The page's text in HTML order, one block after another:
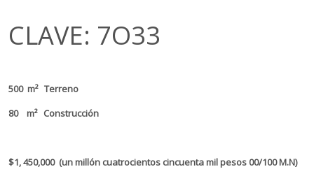
CLAVE: 7O33
500 m² Terreno
80 m² Construcción
$1, 450,000 (un millón cuatrocientos cincuenta mil pesos 00/100 M.N)